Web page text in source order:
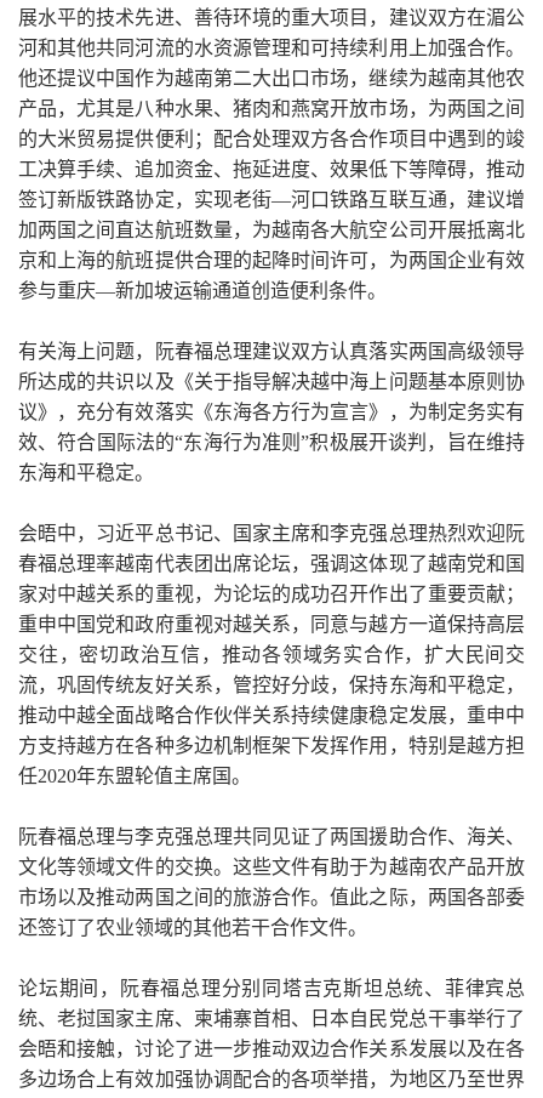
展水平的技术先进、善待环境的重大项目，建议双方在湄公
河和其他共同河流的水资源管理和可持续利用上加强合作。
他还提议中国作为越南第二大出口市场，继续为越南其他农
产品，尤其是八种水果、猪肉和燕窝开放市场，为两国之间
的大米贸易提供便利；配合处理双方各合作项目中遇到的竣
工决算手续、追加资金、拖延进度、效果低下等障碍，推动
签订新版铁路协定，实现老街—河口铁路互联互通，建议增
加两国之间直达航班数量，为越南各大航空公司开展抵离北
京和上海的航班提供合理的起降时间许可，为两国企业有效
参与重庆—新加坡运输通道创造便利条件。
有关海上问题，阮春福总理建议双方认真落实两国高级领导
所达成的共识以及《关于指导解决越中海上问题基本原则协
议》，充分有效落实《东海各方行为宣言》，为制定务实有
效、符合国际法的“东海行为准则”积极展开谈判，旨在维持
东海和平稳定。
会晤中，习近平总书记、国家主席和李克强总理热烈欢迎阮
春福总理率越南代表团出席论坛，强调这体现了越南党和国
家对中越关系的重视，为论坛的成功召开作出了重要贡献；
重申中国党和政府重视对越关系，同意与越方一道保持高层
交往，密切政治互信，推动各领域务实合作，扩大民间交
流，巩固传统友好关系，管控好分歧，保持东海和平稳定，
推动中越全面战略合作伙伴关系持续健康稳定发展，重申中
方支持越方在各种多边机制框架下发挥作用，特别是越方担
任2020年东盟轮值主席国。
阮春福总理与李克强总理共同见证了两国援助合作、海关、
文化等领域文件的交换。这些文件有助于为越南农产品开放
市场以及推动两国之间的旅游合作。值此之际，两国各部委
还签订了农业领域的其他若干合作文件。
论坛期间，阮春福总理分别同塔吉克斯坦总统、菲律宾总
统、老挝国家主席、柬埔寨首相、日本自民党总干事举行了
会晤和接触，讨论了进一步推动双边合作关系发展以及在各
多边场合上有效加强协调配合的各项举措，为地区乃至世界